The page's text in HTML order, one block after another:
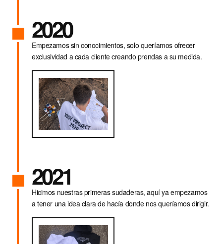
DK · KR. — DENMARK
EE · € — ESTONIA
FI · € — FINLAND
FR · € — FRANCE
DE · € — GERMANY
GR · € — GREECE
HU · FT — HUNGARY
LV · € — LATVIA
LT · € — LITHUANIA
LU · € — LUXEMBOURG
MC · € — MONACO
2020
Empezamos sin conocimientos, solo queríamos ofrecer
exclusividad a cada cliente creando prendas a su medida.
2021
Hicimos nuestras primeras sudaderas, aquí ya empezamos
a tener una idea clara de hacía donde nos queríamos dirigir.